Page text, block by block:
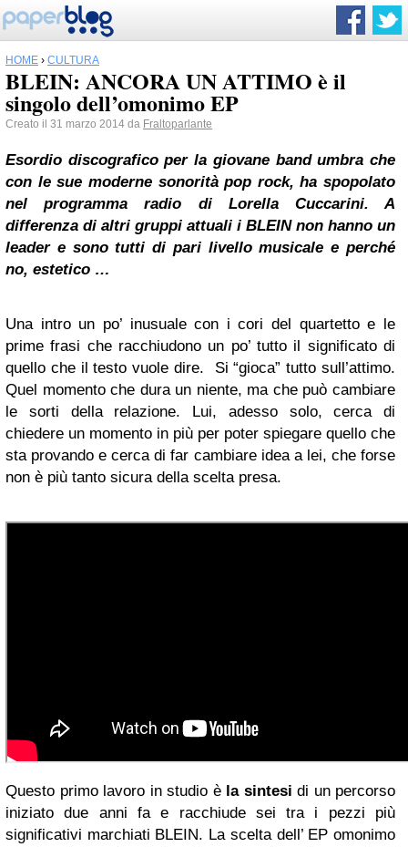
HOME › CULTURA
BLEIN: ANCORA UN ATTIMO è il
singolo dell’omonimo EP
Creato il 31 marzo 2014 da Fraltoparlante
Esordio discografico per la giovane band umbra che
con le sue moderne sonorità pop rock, ha spopolato
nel programma radio di Lorella Cuccarini. A
differenza di altri gruppi attuali i BLEIN non hanno un
leader e sono tutti di pari livello musicale e perché
no, estetico …
Una intro un po’ inusuale con i cori del quartetto e le
prime frasi che racchiudono un po’ tutto il significato di
quello che il testo vuole dire. Si “gioca” tutto sull’attimo.
Quel momento che dura un niente, ma che può cambiare
le sorti della relazione. Lui, adesso solo, cerca di
chiedere un momento in più per poter spiegare quello che
sta provando e cerca di far cambiare idea a lei, che forse
non è più tanto sicura della scelta presa.
Questo primo lavoro in studio è la sintesi di un percorso
iniziato due anni fa e racchiude sei tra i pezzi più
significativi marchiati BLEIN. La scelta dell’ EP omonimo